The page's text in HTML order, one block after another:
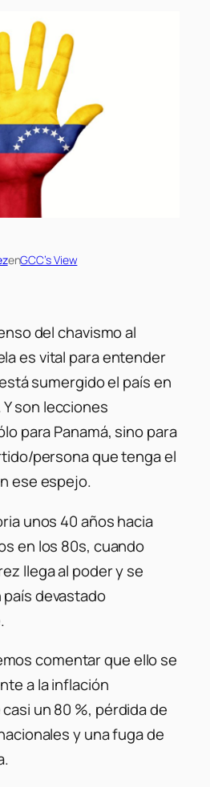
enGCC’s View
del chavismo al
es vital para entender
sumergido el país en
son lecciones
para Panamá, sino para
persona que tenga el
ese espejo.
unos 40 años hacia
en los 80s, cuando
llega al poder y se
devastado
comentar que ello se
a la inflación
un 80 %, pérdida de
y una fuga de